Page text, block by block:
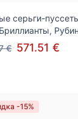
серьги-
Рубин
€ 571.51 €
-15%